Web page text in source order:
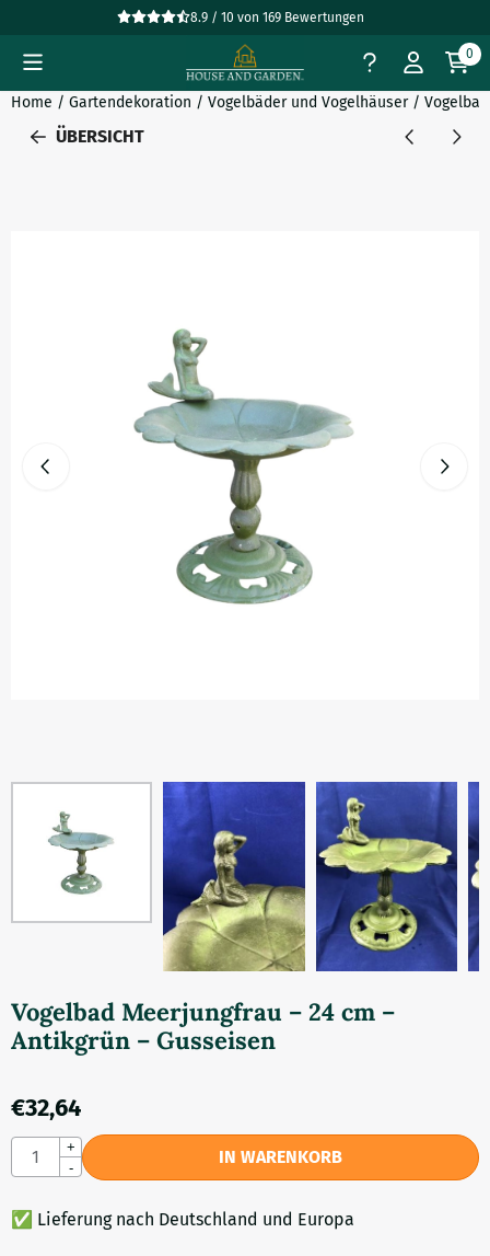
Cookie-Einstellungen verfügbar. Einstellungen wählen oder
8.9 / 10 von169 Bewertungen
0
Home / Gartendekoration / Vogelbäder und Vogelhäuser /
ÜBERSICHT
Vogelbad Meerjungfrau – 24 cm –
Antikgrün – Gusseisen
€32,64
Anzahl
+
-
IN WARENKORB
✅ Lieferung nach Deutschland und Europa